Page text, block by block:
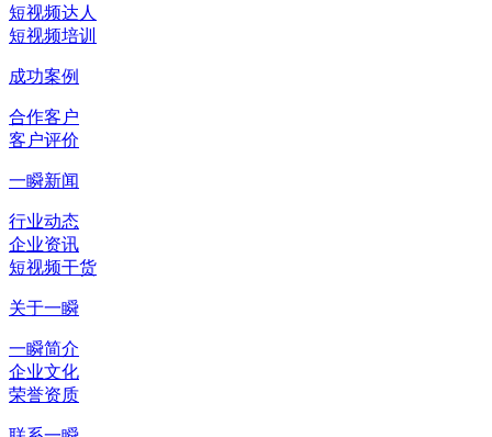
短视频达人
短视频培训
成功案例
合作客户
客户评价
一瞬新闻
行业动态
企业资讯
短视频干货
关于一瞬
一瞬简介
企业文化
荣誉资质